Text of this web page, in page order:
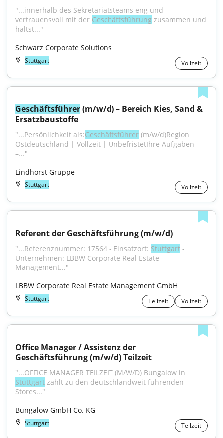
"...innerhalb des Sekretariatsteams eng und
vertrauensvoll mit der Geschäftsführung zusammen und
hältst..."
Schwarz Corporate Solutions
Stuttgart Vollzeit
Geschäftsführer (m/w/d) – Bereich Kies, Sand &
Ersatzbaustoffe
"...Persönlichkeit als:Geschäftsführer (m/w/d)Region
Ostdeutschland | Vollzeit | UnbefristetIhre Aufgaben
–..."
Lindhorst Gruppe
Stuttgart Vollzeit
Referent der Geschäftsführung (m/w/d)
"...Referenznummer: 17564 - Einsatzort: Stuttgart -
Unternehmen: LBBW Corporate Real Estate
Management..."
LBBW Corporate Real Estate Management GmbH
Stuttgart Teilzeit Vollzeit
Office Manager / Assistenz der
Geschäftsführung (m/w/d) Teilzeit
Stuttgart zählt zu den deutschlandweit führenden
Stores..."
Bungalow GmbH Co. KG
Stuttgart Teilzeit